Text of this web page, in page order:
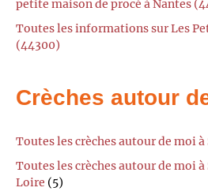
petite maison de procé à Nantes
Toutes les informations sur Les
(44300)
Crèches autour
Toutes les crèches autour de moi
Toutes les crèches autour de moi
Loire (5)